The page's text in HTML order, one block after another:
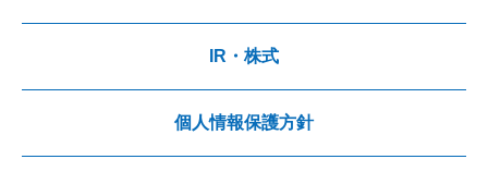
IR・株式
個人情報保護方針